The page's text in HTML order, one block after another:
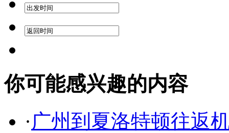
你可能感兴趣的内容
·广州到夏洛特顿往返